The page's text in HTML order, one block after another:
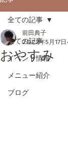
全ての記事
イベント情報
メニュー紹介
ブログ
全ての記事
おやすみ
前田典子
2022年5月17日